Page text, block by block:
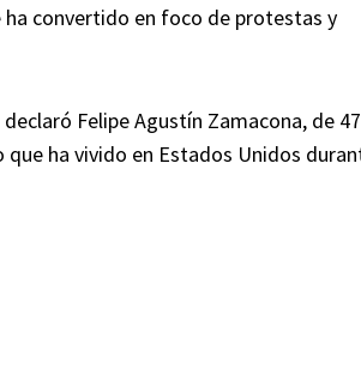
convertido en foco de protestas y
Felipe Agustín Zamacona, de
ha vivido en Estados Unidos